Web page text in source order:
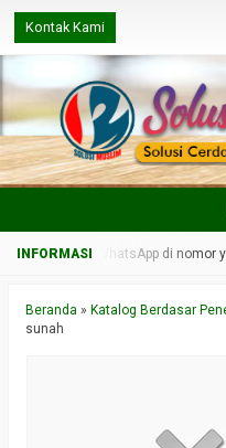
Kontak Kami
melalui WhatsApp di nomor
Beranda » Katalog Berdasar
sunah